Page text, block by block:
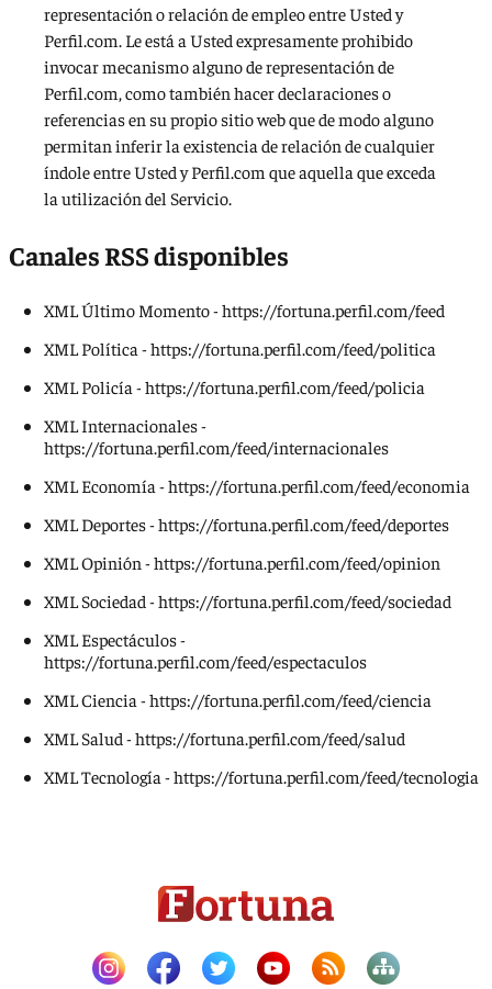
representación o relación de empleo entre Usted y
Perfil.com. Le está a Usted expresamente prohibido
invocar mecanismo alguno de representación de
Perfil.com, como también hacer declaraciones o
referencias en su propio sitio web que de modo alguno
permitan inferir la existencia de relación de cualquier
índole entre Usted y Perfil.com que aquella que exceda
la utilización del Servicio.
Canales RSS disponibles
XML Último Momento - https://fortuna.perfil.com/feed
XML Política - https://fortuna.perfil.com/feed/politica
XML Policía - https://fortuna.perfil.com/feed/policia
XML Internacionales -
https://fortuna.perfil.com/feed/internacionales
XML Economía - https://fortuna.perfil.com/feed/economia
XML Deportes - https://fortuna.perfil.com/feed/deportes
XML Opinión - https://fortuna.perfil.com/feed/opinion
XML Sociedad - https://fortuna.perfil.com/feed/sociedad
XML Espectáculos -
https://fortuna.perfil.com/feed/espectaculos
XML Ciencia - https://fortuna.perfil.com/feed/ciencia
XML Salud - https://fortuna.perfil.com/feed/salud
XML Tecnología - https://fortuna.perfil.com/feed/tecnologia